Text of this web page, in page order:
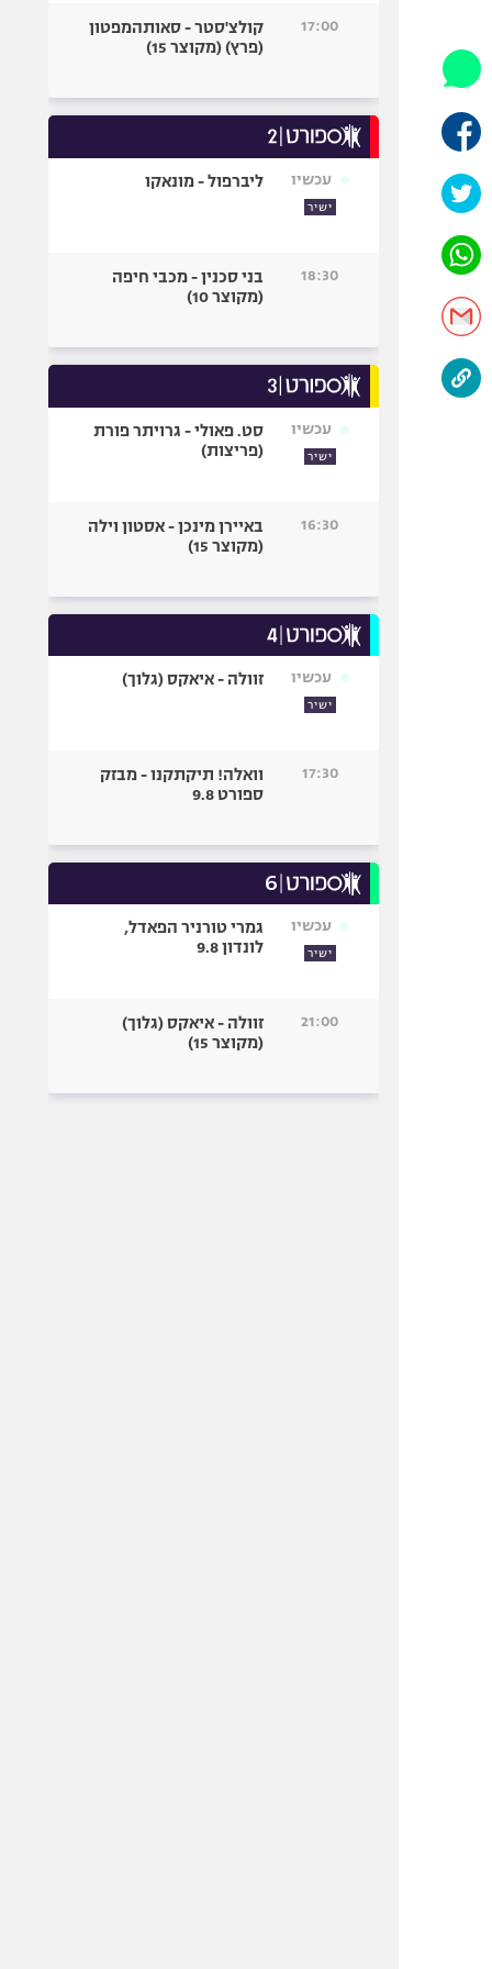
אופניים
כדורמים
פוטבול אמריקאי NFL
בייסבול MLB
גיימינג E-Sports
17:00
קולצ'סטר - סאותהמפטון
(פרץ) (מקוצר 15)
עכשיו
ישיר
ליברפול - מונאקו
18:30
בני סכנין - מכבי חיפה
(מקוצר 10)
עכשיו
ישיר
סט. פאולי - גרויתר פורת
(פריצות)
16:30
באיירן מינכן - אסטון וילה
(מקוצר 15)
עכשיו
ישיר
זוולה - איאקס (גלוך)
17:30
וואלה! תיקתקנו - מבזק
ספורט 9.8
עכשיו
ישיר
גמרי טורניר הפאדל,
לונדון 9.8
21:00
זוולה - איאקס (גלוך)
(מקוצר 15)